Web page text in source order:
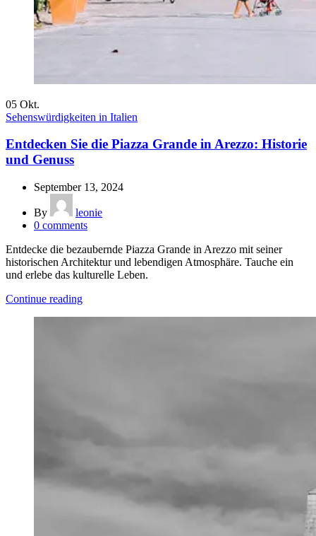
05 Okt.
Sehenswürdigkeiten in Italien
Entdecken Sie die Piazza Grande in Arezzo: Historie
und Genuss
September 13, 2024
By
leonie
0 comments
Entdecke die bezaubernde Piazza Grande in Arezzo mit seiner
historischen Architektur und lebendigen Atmosphäre. Tauche ein
und erlebe das kulturelle Leben.
Continue reading